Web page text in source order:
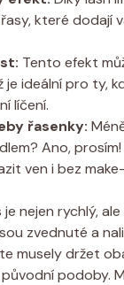
které dodají
Tento efekt
je ideální pro ​ty,​
líčení.
řasenky:
‌Ano,
ven i bez‍
nejen ‌rychlý,
zvednuté a
musely držet
podoby.